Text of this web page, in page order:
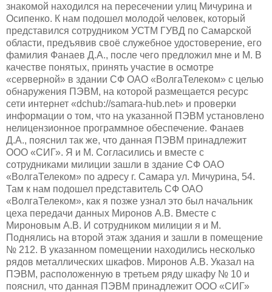
знакомой находился на пересечении улиц Мичурина и
Осипенко. К нам подошел молодой человек, который
представился сотрудником УСТМ ГУВД по Самарской
области, предъявив своё служебное удостоверение, его
фамилия Фанаев Д.А., после чего предложил мне и М. В
качестве понятых, принять участие в осмотре
«серверной» в здании СФ ОАО «ВолгаТелеком» с целью
обнаружения ПЭВМ, на которой размещается ресурс
сети интернет «dchub://samara-hub.net» и проверки
информации о том, что на указанной ПЭВМ установлено
нелицензионное программное обеспечение. Фанаев
Д.А., пояснил так же, что данная ПЭВМ принадлежит
ООО «СИГ». Я и М. Согласились и вместе с
сотрудниками милиции зашли в здание СФ ОАО
«ВолгаТелеком» по адресу г. Самара ул. Мичурина, 54.
Там к нам подошел представитель СФ ОАО
«ВолгаТелеком», как я позже узнал это был начальник
цеха передачи данных Миронов А.В. Вместе с
Мироновым А.В. И сотрудником милиции я и М.
Поднялись на второй этаж здания и зашли в помещение
№ 212. В указанном помещении находились несколько
рядов металлических шкафов. Миронов А.В. Указал на
ПЭВМ, расположенную в третьем ряду шкафу № 10 и
пояснил, что данная ПЭВМ принадлежит ООО «СИГ»